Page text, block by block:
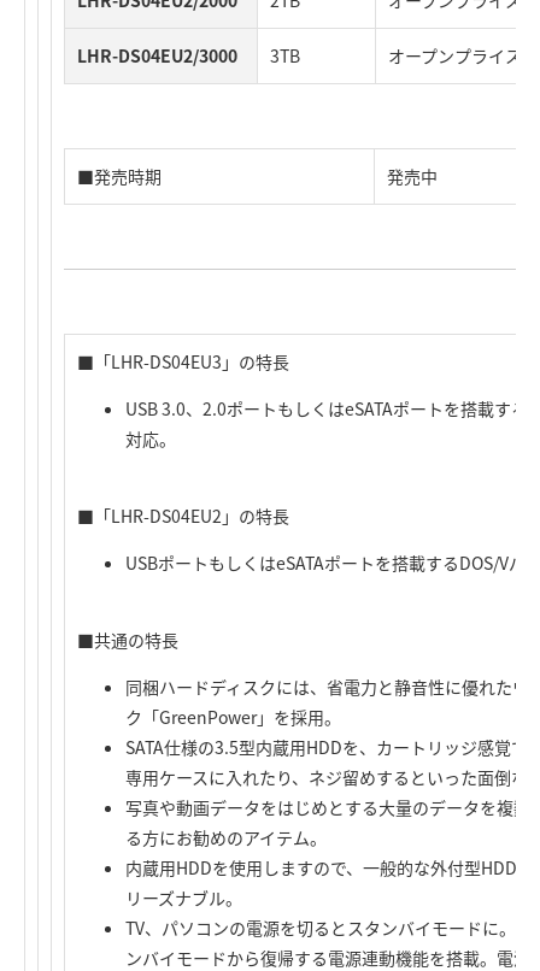
LHR-DS04EU2/3000 3TB オープンプライス
■発売時期 発売中
■「LHR-DS04EU3」の特長
USB 3.0、2.0ポートもしくはeSATAポートを搭載す
対応。
■「LHR-DS04EU2」の特長
USBポートもしくはeSATAポートを搭載するDOS/V
■共通の特長
同梱ハードディスクには、省電力と静音性に優れた
ク「GreenPower」を採用。
SATA仕様の3.5型内蔵用HDDを、カートリッジ感覚
専用ケースに入れたり、ネジ留めするといった面倒な
写真や動画データをはじめとする大量のデータを複
る方にお勧めのアイテム。
内蔵用HDDを使用しますので、一般的な外付型HDD
リーズナブル。
TV、パソコンの電源を切るとスタンバイモードに。
ンバイモードから復帰する電源連動機能を搭載。電